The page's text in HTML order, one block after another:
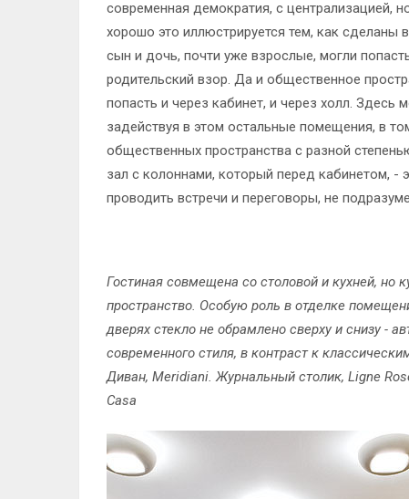
современная демократия, с централизацией,
хорошо это иллюстрируется тем, как
сын и дочь, почти уже взрослые, могли
родительский взор. Да и общественное
попасть и через кабинет, и через холл. Здесь
задействуя в этом остальные помещения, в
общественных пространства с разной
зал с колоннами, который перед кабинетом, -
проводить встречи и переговоры, не
Гостиная совмещена со столовой и кухней, но
пространство. Особую роль в отделке
дверях стекло не обрамлено сверху и снизу -
современного стиля, в контраст к
Диван, Meridiani. Журнальный столик, Ligne
Casa